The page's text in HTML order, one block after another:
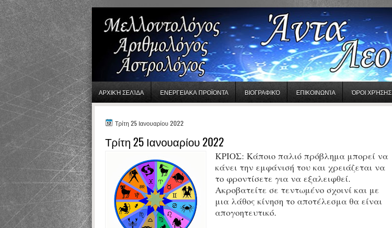
ΑΡΧΙΚΉ ΣΕΛΊΔΑ ΕΝΕΡΓΕΙΑΚΑ ΠΡΟΪΟΝΤΑ ΒΙΟΓΡΑΦΙΚΌ ΕΠΙΚΟΙΝΩΝΊΑ ΌΡΟΙ ΧΡΉΣΗΣ
Τρίτη 25 Ιανουαρίου 2022
Τρίτη 25 Ιανουαρίου 2022
ΚΡΙΟΣ: Κάποιο παλιό πρόβλημα μπορεί να
κάνει την εμφάνισή του και χρειάζεται να
το φροντίσετε για να εξαλειφθεί.
Ακροβατείτε σε τεντωμένο σχοινί και με
μια λάθος κίνηση το αποτέλεσμα θα είναι
απογοητευτικό.